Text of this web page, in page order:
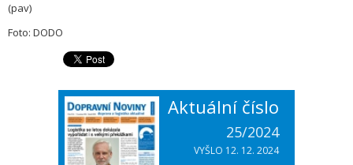
(pav)
Foto: DODO
Aktuální číslo
25/2024
VYŠLO 12. 12. 2024